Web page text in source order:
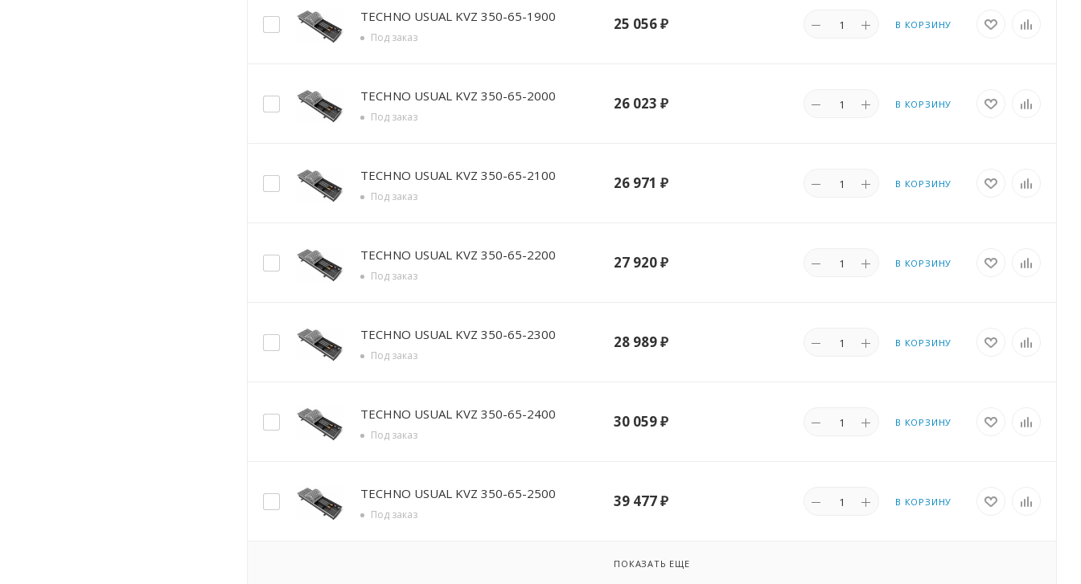
TECHNO USUAL KVZ 350-65-1900
Под заказ
25 056₽ В КОРЗИНУ
TECHNO USUAL KVZ 350-65-2000
Под заказ
26 023 ₽ В КОРЗИНУ
TECHNO USUAL KVZ 350-65-2100
Под заказ
26 971 ₽ В КОРЗИНУ
TECHNO USUAL KVZ 350-65-2200
Под заказ
27 920₽ В КОРЗИНУ
TECHNO USUAL KVZ 350-65-2300
Под заказ
28 989₽ В КОРЗИНУ
TECHNO USUAL KVZ 350-65-2400
Под заказ
30 059₽ В КОРЗИНУ
TECHNO USUAL KVZ 350-65-2500
Под заказ
39 477₽ В КОРЗИНУ
ПОКАЗАТЬ ЕЩЕ